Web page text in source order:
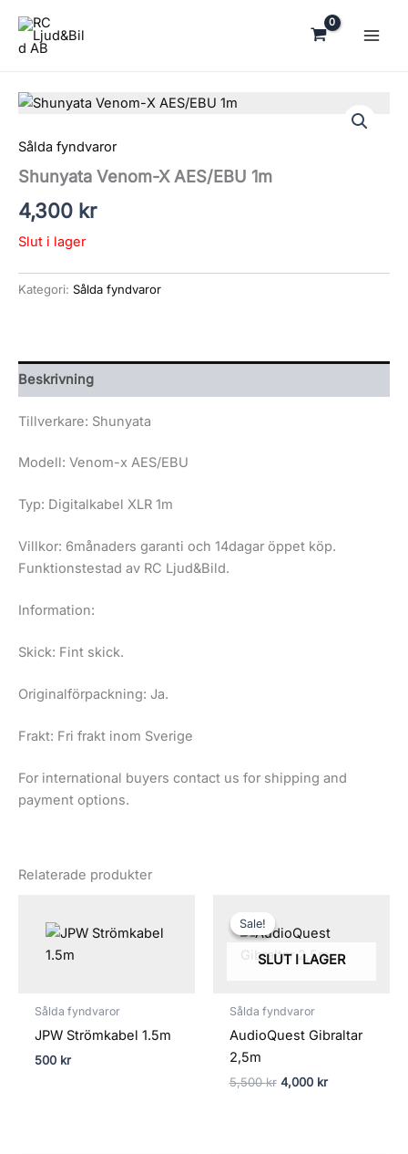
innehåll
Sålda fyndvaror
Shunyata Venom-X AES/EBU 1m
4,300 kr
Slut i lager
Kategori: Sålda fyndvaror
Beskrivning
Tillverkare: Shunyata
Modell: Venom-x AES/EBU
Typ: Digitalkabel XLR 1m
Villkor: 6månaders garanti och 14dagar öppet köp.
Funktionstestad av RC Ljud&Bild.
Information:
Skick: Fint skick.
Originalförpackning: Ja.
Frakt: Fri frakt inom Sverige
For international buyers contact us for shipping and
payment options.
Relaterade produkter
Sålda fyndvaror
JPW Strömkabel 1.5m
500 kr
Sale!
SLUT I LAGER
Sale!
Sålda fyndvaror
AudioQuest Gibraltar
2,5m
5,500kr
priset
var:
5,500 kr.
4,000 kr
priset
4,000 kr.